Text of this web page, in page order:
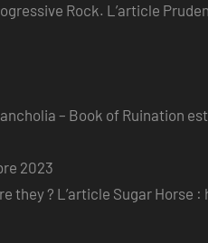
Rock. L’article
– Book of Ruination
2023
they ? L’article Sugar